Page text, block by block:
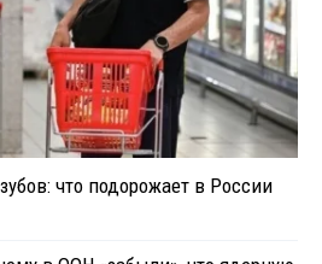
что подорожает в России